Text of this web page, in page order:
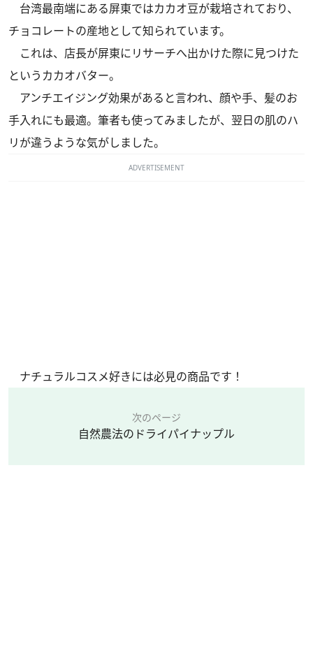
台湾最南端にある屏東ではカカオ豆が栽培されており、
チョコレートの産地として知られています。
これは、店長が屏東にリサーチへ出かけた際に見つけた
というカカオバター。
アンチエイジング効果があると言われ、顔や手、髪のお
手入れにも最適。筆者も使ってみましたが、翌日の肌のハ
リが違うような気がしました。
ADVERTISEMENT
ナチュラルコスメ好きには必見の商品です！
次のページ
自然農法のドライパイナップル